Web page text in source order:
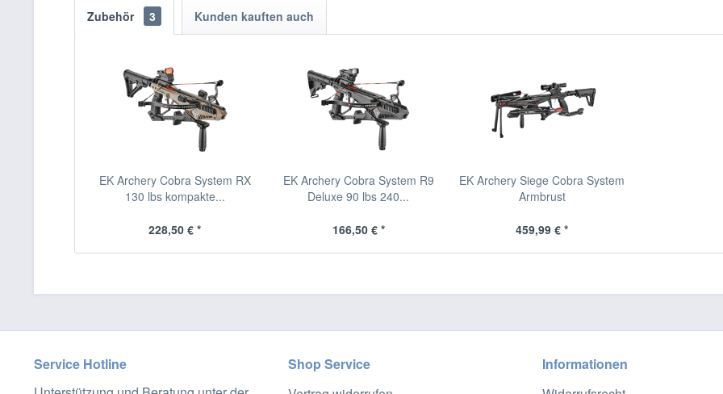
Zubehör 3 Kunden kauften auch
EK Archery Cobra System RX
130 lbs kompakte...
228,50 € *
EK Archery Cobra System R9
Deluxe 90 lbs 240...
166,50 € *
EK Archery Siege Cobra System
Armbrust
459,99 € *
Service Hotline
Shop Service
Informationen